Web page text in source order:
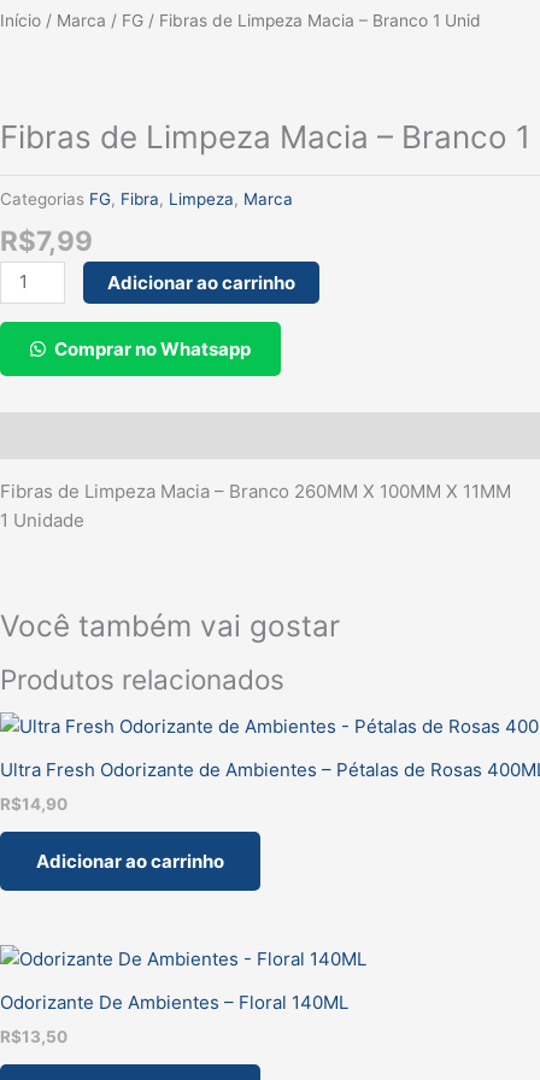
Início / Marca / FG / Fibras de Limpeza Macia – Branco 1 Unid
Fibras de Limpeza Macia – Branco 1
Categorias FG, Fibra, Limpeza, Marca
R$7,99
Fibras
-
1
quantidade
Adicionar ao carrinho
Comprar no Whatsapp
Fibras de Limpeza Macia – Branco 260MM X 100MM X 11MM
1 Unidade
Você também vai gostar
Produtos relacionados
Ultra Fresh Odorizante de Ambientes – Pétalas de Rosas
R$14,90
Adicionar ao carrinho
Odorizante De Ambientes – Floral 140ML
R$13,50